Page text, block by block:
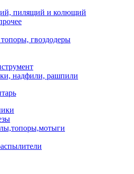
пилящий и колющий
гвоздодеры
надфили, рашпили